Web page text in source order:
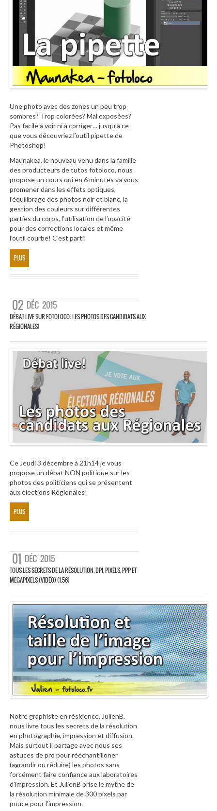
Une photo avec des zones un peu trop
sombres? Trop colorées? Mal exposées?
Pas facile à voir ni à corriger… jusqu’à ce
que vous découvriez l’outil pipette de
Photoshop!
Maunakea, le nouveau venu dans la famille
des producteurs de tutos fotoloco, nous
propose un cours qui en 6 minutes va vous
promener dans les effets optiques,
l’équilibrage des photos noir et blanc, la
gestion des couleurs sur différentes
parties du corps, l’utilisation de l’opacité
pour des corrections locales et même
l’outil courbe! C’est parti!
PLUS
02 DÉC 2015
DÉBAT LIVE SUR FOTOLOCO: LES PHOTOS DES CANDIDATS AUX
RÉGIONALES!
Ce Jeudi 3 décembre à 21h14 je vous
propose un débat NON politique sur les
photos des politiciens qui se présentent
aux élections Régionales!
PLUS
01 DÉC 2015
TOUS LES SECRETS DE LA RÉSOLUTION, DPI, PIXELS, PPP ET
MEGAPIXELS (VIDÉO) (1.56)
Notre graphiste en résidence, JulienB,
nous livre tous les secrets de la résolution
en photographie, impression et diffusion.
Mais surtout il partage avec nous ses
astuces de pro pour rééchantilloner
(agrandir ou réduire) les photos sans
forcément faire confiance aux laboratoires
d’impression. Et JulienB brise le mythe de
la résolution minimale de 300 pixels par
pouce pour l’impression.